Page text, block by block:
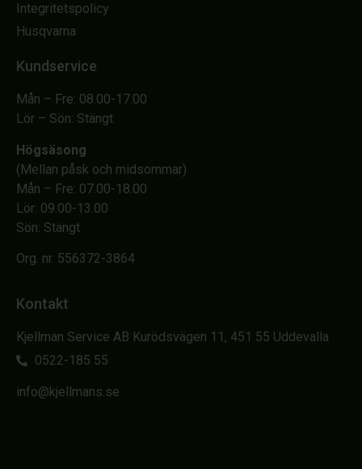
Integritetspolicy
Husqvarna
Kundservice
Mån – Fre: 08.00-17.00
Lör – Sön: Stängt
Högsäsong
(Mellan påsk och midsommar)
Mån – Fre: 07.00-18.00
Lör: 09.00-13.00
Sön: Stängt
Org. nr. 556372-3864
Kontakt
Kjellman Service AB Kurödsvägen 11, 451 55 Uddevalla
0522-185 55
info@kjellmans.se